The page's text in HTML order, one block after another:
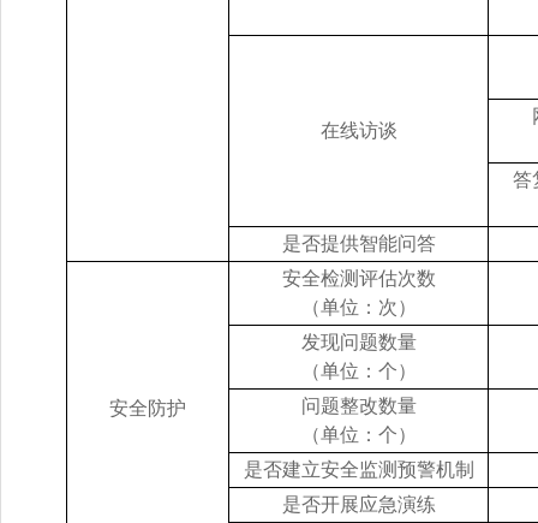
在线访谈
答
是否提供智能问答
安全防护
安全检测评估次数
（单位：次）
发现问题数量
（单位：个）
问题整改数量
（单位：个）
是否建立安全监测预警机制
是否开展应急演练